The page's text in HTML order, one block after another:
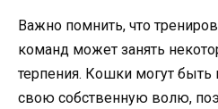
Важно помнить, что
команд может занять
терпения. Кошки могут
свою собственную волю,